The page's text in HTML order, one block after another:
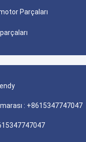
Parçaları
: +8615347747047